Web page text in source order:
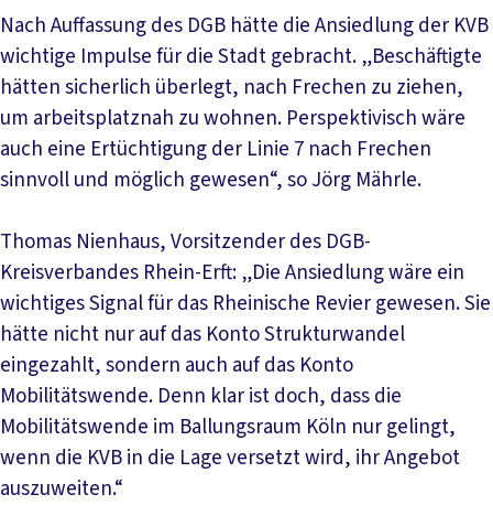
Nach Auffassung des DGB hätte die Ansiedlung der KVB
wichtige Impulse für die Stadt gebracht. „Beschäftigte
hätten sicherlich überlegt, nach Frechen zu ziehen,
um arbeitsplatznah zu wohnen. Perspektivisch wäre
auch eine Ertüchtigung der Linie 7 nach Frechen
sinnvoll und möglich gewesen“, so Jörg Mährle.
Thomas Nienhaus, Vorsitzender des DGB-
Kreisverbandes Rhein-Erft: „Die Ansiedlung wäre ein
wichtiges Signal für das Rheinische Revier gewesen. Sie
hätte nicht nur auf das Konto Strukturwandel
eingezahlt, sondern auch auf das Konto
Mobilitätswende. Denn klar ist doch, dass die
Mobilitätswende im Ballungsraum Köln nur gelingt,
wenn die KVB in die Lage versetzt wird, ihr Angebot
auszuweiten.“